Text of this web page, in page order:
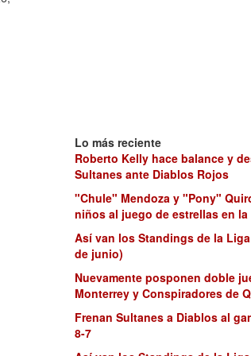
Lo más reciente
Roberto Kelly hace balance y
Sultanes ante Diablos Rojos
"Chule" Mendoza y "Pony"
niños al juego de estrellas en la
Así van los Standings de la
de junio)
Nuevamente posponen doble
Monterrey y Conspiradores de
Frenan Sultanes a Diablos al
8-7